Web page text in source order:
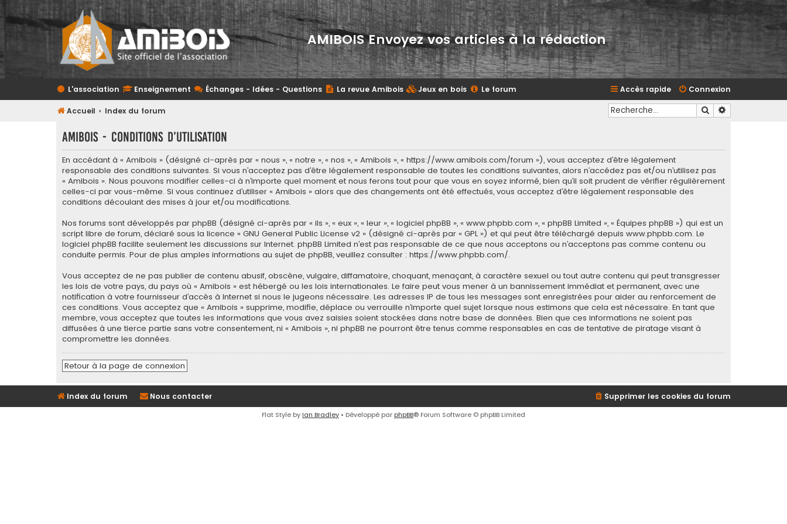
AMIBOIS Envoyez vos articles à la rédaction
L'association Enseignement Échanges - Idées - Questions La revue Amibois Jeux en bois Le forum Connexion
Accès rapide
Accueil Index du forum Rechercher
Amibois - Conditions d’utilisation
En accédant à « Amibois » (désigné ci-après par « nous », « notre », « nos », « Amibois », « https://www.amibois.com/forum »), vous acceptez d’être légalement
responsable des conditions suivantes. Si vous n’acceptez pas d’être légalement responsable de toutes les conditions suivantes, alors n’accédez pas et/ou n’utilisez pas
« Amibois ». Nous pouvons modifier celles-ci à n’importe quel moment et nous ferons tout pour que vous en soyez informé, bien qu’il soit prudent de vérifier régulièrement
celles-ci par vous-même. Si vous continuez d’utiliser « Amibois » alors que des changements ont été effectués, vous acceptez d’être légalement responsable des
conditions découlant des mises à jour et/ou modifications.
Nos forums sont développés par phpBB (désigné ci-après par « ils », « eux », « leur », « logiciel phpBB », « www.phpbb.com », « phpBB Limited », « Équipes phpBB ») qui est un
script libre de forum, déclaré sous la licence « GNU General Public License v2 » (désigné ci-après par « GPL ») et qui peut être téléchargé depuis www.phpbb.com. Le
logiciel phpBB facilite seulement les discussions sur Internet. phpBB Limited n’est pas responsable de ce que nous acceptons ou n’acceptons pas comme contenu ou
conduite permis. Pour de plus amples informations au sujet de phpBB, veuillez consulter : https://www.phpbb.com/.
Vous acceptez de ne pas publier de contenu abusif, obscène, vulgaire, diffamatoire, choquant, menaçant, à caractère sexuel ou tout autre contenu qui peut transgresser
les lois de votre pays, du pays où « Amibois » est hébergé ou les lois internationales. Le faire peut vous mener à un bannissement immédiat et permanent, avec une
notification à votre fournisseur d’accès à Internet si nous le jugeons nécessaire. Les adresses IP de tous les messages sont enregistrées pour aider au renforcement de
ces conditions. Vous acceptez que « Amibois » supprime, modifie, déplace ou verrouille n’importe quel sujet lorsque nous estimons que cela est nécessaire. En tant que
membre, vous acceptez que toutes les informations que vous avez saisies soient stockées dans notre base de données. Bien que ces informations ne soient pas
diffusées à une tierce partie sans votre consentement, ni « Amibois », ni phpBB ne pourront être tenus comme responsables en cas de tentative de piratage visant à
compromettre les données.
Retour à la page de connexion
Index du forum Nous contacter Supprimer les cookies du forum
Flat Style by Ian Bradley • Développé par phpBB® Forum Software © phpBB Limited